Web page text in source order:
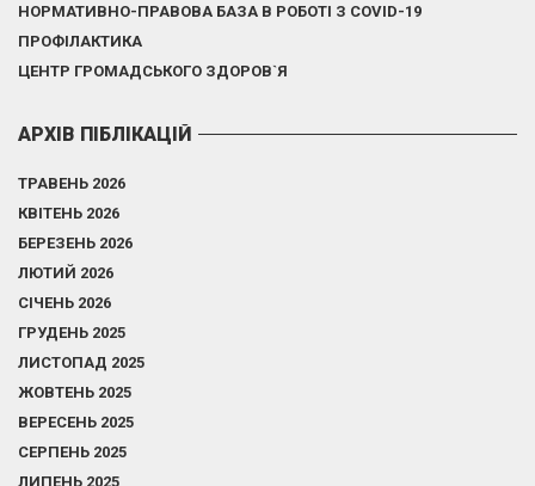
НОРМАТИВНО-ПРАВОВА БАЗА В РОБОТІ З COVID-19
ПРОФІЛАКТИКА
ЦЕНТР ГРОМАДСЬКОГО ЗДОРОВ`Я
АРХІВ ПІБЛІКАЦІЙ
ТРАВЕНЬ 2026
КВІТЕНЬ 2026
БЕРЕЗЕНЬ 2026
ЛЮТИЙ 2026
СІЧЕНЬ 2026
ГРУДЕНЬ 2025
ЛИСТОПАД 2025
ЖОВТЕНЬ 2025
ВЕРЕСЕНЬ 2025
СЕРПЕНЬ 2025
ЛИПЕНЬ 2025